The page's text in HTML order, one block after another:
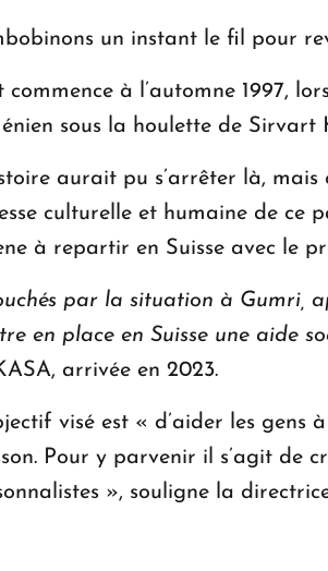
un instant le fil pour
commence à l’automne 1997,
sous la houlette de Sirvart
aurait pu s’arrêter là,
culturelle et humaine de ce
à repartir en Suisse avec le
par la situation à Gumri,
en place en Suisse une aide
arrivée en 2023.
visé est « d’aider les
Pour y parvenir il s’agit de
», souligne la